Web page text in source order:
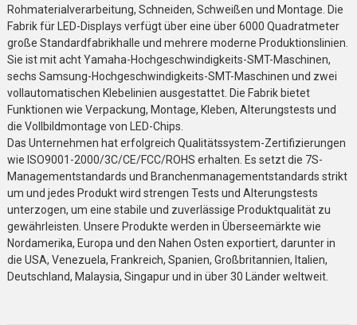
Rohmaterialverarbeitung, Schneiden, Schweißen und Montage. Die
Fabrik für LED-Displays verfügt über eine über 6000 Quadratmeter
große Standardfabrikhalle und mehrere moderne Produktionslinien.
Sie ist mit acht Yamaha-Hochgeschwindigkeits-SMT-Maschinen,
sechs Samsung-Hochgeschwindigkeits-SMT-Maschinen und zwei
vollautomatischen Klebelinien ausgestattet. Die Fabrik bietet
Funktionen wie Verpackung, Montage, Kleben, Alterungstests und
die Vollbildmontage von LED-Chips.
Das Unternehmen hat erfolgreich Qualitätssystem-Zertifizierungen
wie ISO9001-2000/3C/CE/FCC/ROHS erhalten. Es setzt die 7S-
Managementstandards und Branchenmanagementstandards strikt
um und jedes Produkt wird strengen Tests und Alterungstests
unterzogen, um eine stabile und zuverlässige Produktqualität zu
gewährleisten. Unsere Produkte werden in Überseemärkte wie
Nordamerika, Europa und den Nahen Osten exportiert, darunter in
die USA, Venezuela, Frankreich, Spanien, Großbritannien, Italien,
Deutschland, Malaysia, Singapur und in über 30 Länder weltweit.